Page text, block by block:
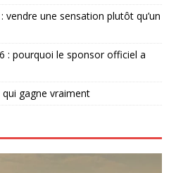
vendre une sensation plutôt qu’un
: pourquoi le sponsor officiel a
gagne vraiment